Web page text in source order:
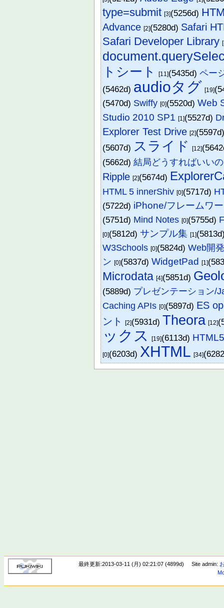
type=submit [3](5256d)
Advance [2](5280d) Safari
Safari Developer Library
トシート [11](5435d)ペー
(5462d) audioタグ [19]
(5470d) Swiffy [0](5520d)Web
Studio 2010 SP1 [1](5527d)
Explorer Test Drive [2]
(5607d) スライド [12]
(5662d)結局どうすればいい
Ripple [2](5674d)
HTML 5 innerShiv [0](5717d)
(5722d) iPhone/フレームワ
(5751d) Mind Notes [0](5755d)
[0](5812d)サンプル集 [1]
W3Schools [0](5824d)Web開
ン [0](5837d)WidgetPad [1]
Microdata [4](5851d)
(5889d) プレゼンテーション/
Caching APIs [0](5897d) ES
ント
[2](5931d) Theora [12]
ックス [19](6113d)
[0](6203d) XHTML [34]
最終更新:2013-03-11 (月) 02:21:07 (4899d) Site admin: